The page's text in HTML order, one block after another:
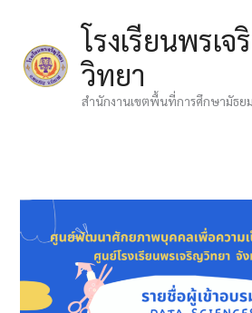
content
โรงเรียนพรเจ
วิทยา
สำนักงานเขตพื้นที่การศึกษามัธ